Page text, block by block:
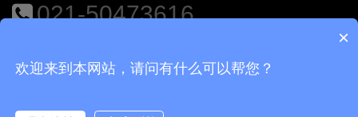
021-50473616
×
欢迎来到本网站，请问有什么可以帮您？